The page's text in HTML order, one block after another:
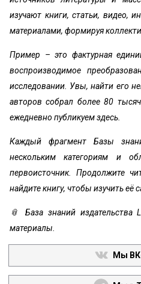
изучают книги, статьи, видео,
материалами, формируя
Пример – это фактурная
воспроизводимое
исследовании. Увы, найти его
авторов собрал более 80
ежедневно публикуем здесь.
Каждый фрагмент Базы
нескольким категориям и
первоисточник. Продолжите
найдите книгу, чтобы изучить её
📎 База знаний издательства
материалы.
Мы